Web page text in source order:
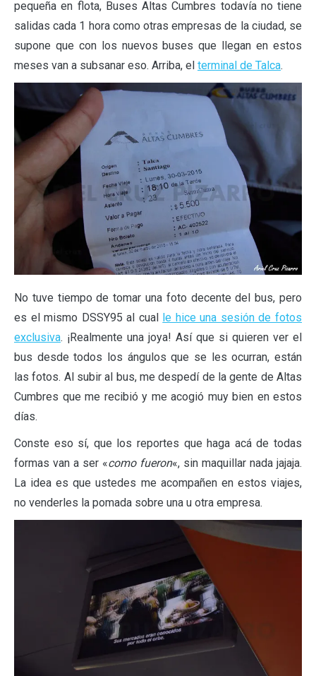
pequeña en flota, Buses Altas Cumbres todavía no tiene
salidas cada 1 hora como otras empresas de la ciudad, se
supone que con los nuevos buses que llegan en estos
meses van a subsanar eso. Arriba, el terminal de Talca.
No tuve tiempo de tomar una foto decente del bus, pero
es el mismo DSSY95 al cual
le hice una sesión de fotos
exclusiva. ¡Realmente una joya! Así que si quieren ver el
bus desde todos los ángulos que se les ocurran, están
las fotos. Al subir al bus, me despedí de la gente de Altas
Cumbres que me recibió y me acogió muy bien en estos
días.
Conste eso sí, que los reportes que haga acá de todas
formas van a ser «como fueron«, sin maquillar nada jajaja.
La idea es que ustedes me acompañen en estos viajes,
no venderles la pomada sobre una u otra empresa.